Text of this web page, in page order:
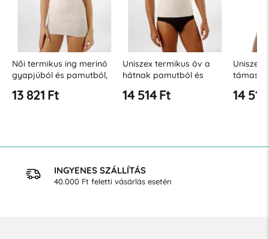
Női termikus ing merinó
gyapjúból és pamutból,
13 821 Ft
Uniszex termikus öv a
hátnak pamutból és
14 514 Ft
Uniszex
14
INGYENES SZÁLLÍTÁS
40.000 Ft feletti vásárlás esetén